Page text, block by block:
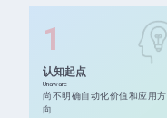
1
认知起点
Unaware
尚不明确自动化价值和应用方
向